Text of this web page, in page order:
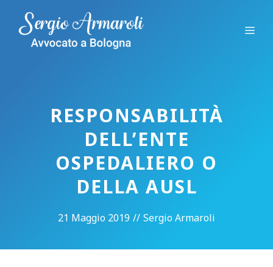
contenuto
RESPONSABILITÀ
DELL’ENTE
OSPEDALIERO O
DELLA AUSL
21 Maggio 2019 // Sergio Armaroli